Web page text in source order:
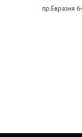
пр.Евразия